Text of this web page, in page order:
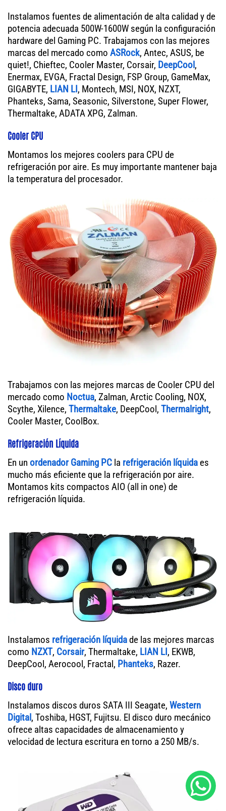
Instalamos fuentes de alimentación de alta calidad y de
potencia adecuada 500W-1600W según la configuración
hardware del Gaming PC. Trabajamos con las mejores
marcas del mercado como ASRock, Antec, ASUS, be
quiet!, Chieftec, Cooler Master, Corsair, DeepCool,
Enermax, EVGA, Fractal Design, FSP Group, GameMax,
GIGABYTE, LIAN LI, Montech, MSI, NOX, NZXT,
Phanteks, Sama, Seasonic, Silverstone, Super Flower,
Thermaltake, ADATA XPG, Zalman.
Cooler CPU
Montamos los mejores coolers para CPU de
refrigeración por aire. Es muy importante mantener baja
la temperatura del procesador.
Trabajamos con las mejores marcas de Cooler CPU del
mercado como Noctua, Zalman, Arctic Cooling, NOX,
Scythe, Xilence, Thermaltake, DeepCool, Thermalright,
Cooler Master, CoolBox.
Refrigeración Líquida
En un ordenador Gaming PC la refrigeración líquida es
mucho más eficiente que la refrigeración por aire.
Montamos kits compactos AIO (all in one) de
refrigeración líquida.
Instalamos refrigeración líquidade las mejores marcas
como NZXT, Corsair, Thermaltake, LIAN LI, EKWB,
DeepCool, Aerocool, Fractal, Phanteks, Razer.
Disco duro
Instalamos discos duros SATA III Seagate, Western
Digital, Toshiba, HGST, Fujitsu. El disco duro mecánico
ofrece altas capacidades de almacenamiento y
velocidad de lectura escritura en torno a 250 MB/s.